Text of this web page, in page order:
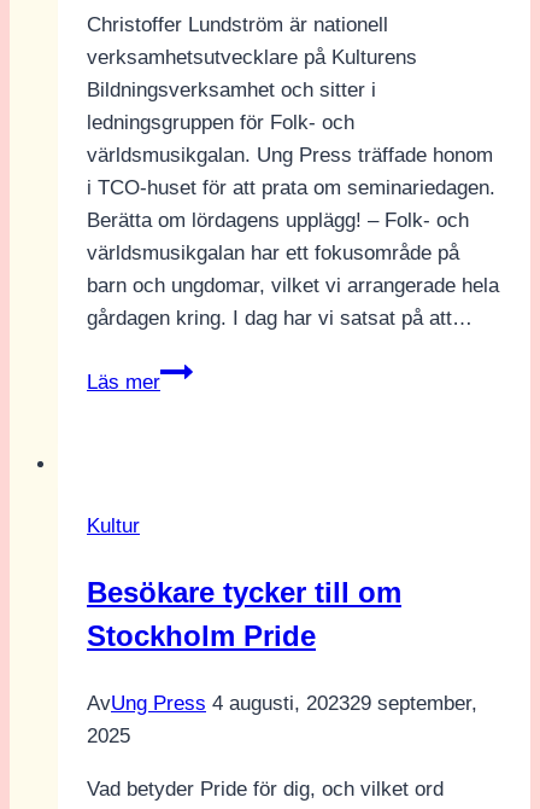
Christoffer Lundström är nationell
verksamhetsutvecklare på Kulturens
Bildningsverksamhet och sitter i
ledningsgruppen för Folk- och
världsmusikgalan. Ung Press träffade honom
i TCO-huset för att prata om seminariedagen.
Berätta om lördagens upplägg! – Folk- och
världsmusikgalan har ett fokusområde på
barn och ungdomar, vilket vi arrangerade hela
gårdagen kring. I dag har vi satsat på att…
Läs mer
Intervju:
en
bred
Kultur
Besökare tycker till om
Stockholm Pride
AvUng Press 4 augusti, 202329 september,
2025
Vad betyder Pride för dig, och vilket ord